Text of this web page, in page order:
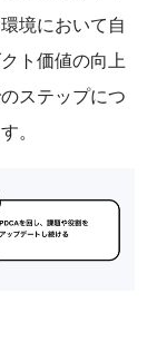
境において自
ト価値の向上
ステップにつ
。